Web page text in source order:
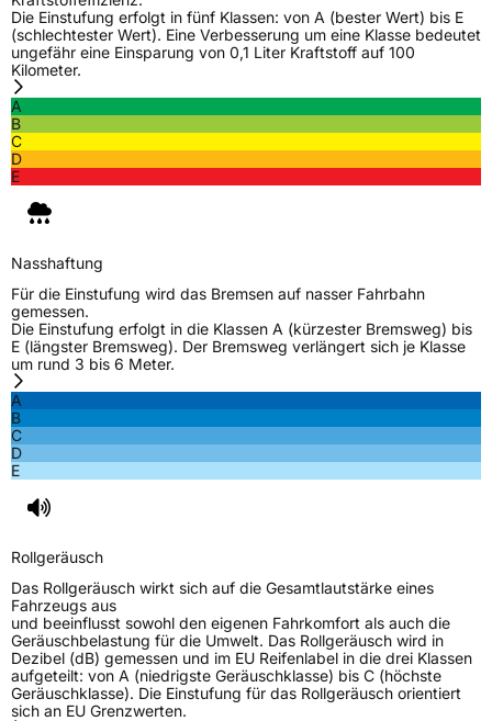
Die Einstufung erfolgt in fünf Klassen: von A (bester Wert) bis E
(schlechtester Wert). Eine Verbesserung um eine Klasse bedeutet
ungefähr eine Einsparung von 0,1 Liter Kraftstoff auf 100
Kilometer.
A
B
C
D
E
Nasshaftung
Für die Einstufung wird das Bremsen auf nasser Fahrbahn
gemessen.
Die Einstufung erfolgt in die Klassen A (kürzester Bremsweg) bis
E (längster Bremsweg). Der Bremsweg verlängert sich je Klasse
um rund 3 bis 6 Meter.
A
B
C
D
E
Rollgeräusch
Das Rollgeräusch wirkt sich auf die Gesamtlautstärke eines
Fahrzeugs aus
und beeinflusst sowohl den eigenen Fahrkomfort als auch die
Geräuschbelastung für die Umwelt. Das Rollgeräusch wird in
Dezibel (dB) gemessen und im EU Reifenlabel in die drei Klassen
aufgeteilt: von A (niedrigste Geräuschklasse) bis C (höchste
Geräuschklasse). Die Einstufung für das Rollgeräusch orientiert
sich an EU Grenzwerten.